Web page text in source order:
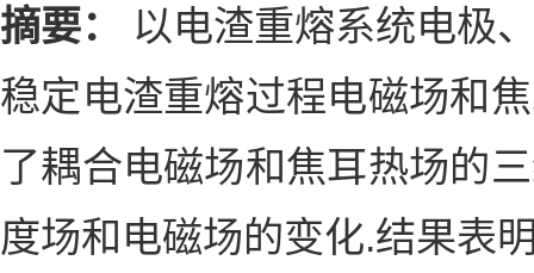
摘要： 以电渣重熔系统电极
稳定电渣重熔过程电磁场和
了耦合电磁场和焦耳热场的
度场和电磁场的变化.结果表